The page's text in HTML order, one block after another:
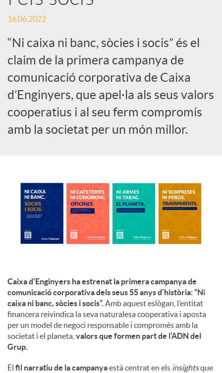
c
o
n
t
t
s
16.06.2022
“Ni caixa ni banc, sòcies i socis” és el
claim de la primera campanya de
comunicació corporativa de Caixa
d’Enginyers, que apel·la als seus valors
cooperatius i al seu ferm compromís
amb la societat per un món millor.
Caixa d’Enginyers ha estrenat la primera campanya de
comunicació corporativa dels seus 55 anys d’història: “Ni
caixa ni banc, sòcies i socis”. Amb aquest eslògan, l’entitat
financera reivindica la seva naturalesa cooperativa i aposta
per un model de negoci responsable i compromès amb la
societat i el planeta, valors que formen part de l’ADN del
Grup.
El fil narratiu de la campanyaestà centrat en els insightsque